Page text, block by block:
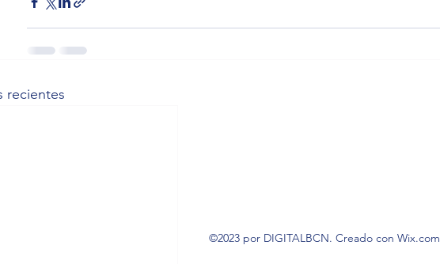
recientes
©2023 por DIGITALBCN. Creado con Wix.com